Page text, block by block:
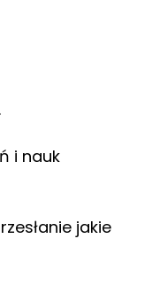
i nauk
jakie